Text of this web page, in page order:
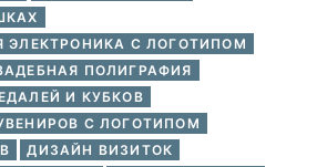
ЭЛЕКТРОНИКА С ЛОГОТИПОМ
ПОЛИГРАФИЯ
И КУБКОВ
С ЛОГОТИПОМ
ДИЗАЙН ВИЗИТОК